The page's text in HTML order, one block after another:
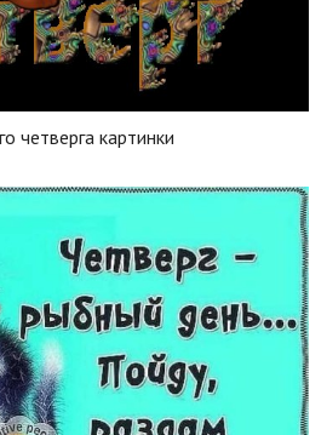
четверга картинки